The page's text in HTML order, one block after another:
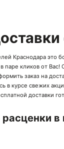
Краснодара
паре кликов от
заказ на
в курсе свежих
доставки
в